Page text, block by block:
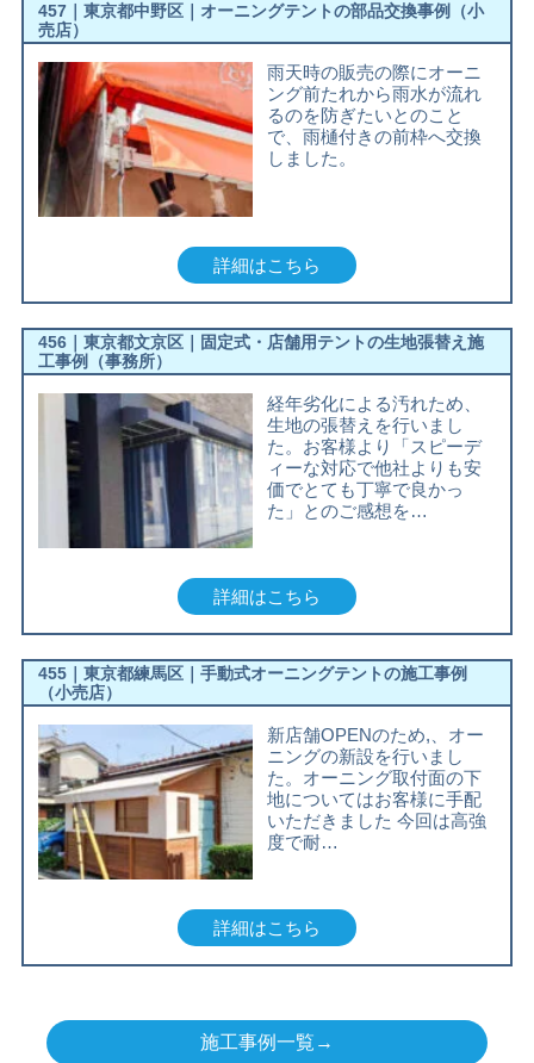
457｜東京都中野区｜オーニングテントの部品交換事例（小
売店）
雨天時の販売の際にオーニ
ング前たれから雨水が流れ
るのを防ぎたいとのこと
で、雨樋付きの前枠へ交換
しました。
詳細はこちら
456｜東京都文京区｜固定式・店舗用テントの生地張替え施
工事例（事務所）
経年劣化による汚れため、
生地の張替えを行いまし
た。お客様より「スピーデ
ィーな対応で他社よりも安
価でとても丁寧で良かっ
た」とのご感想を…
詳細はこちら
455｜東京都練馬区｜手動式オーニングテントの施工事例
（小売店）
新店舗OPENのため,、オー
ニングの新設を行いまし
た。オーニング取付面の下
地についてはお客様に手配
いただきました 今回は高強
度で耐…
詳細はこちら
施工事例一覧→